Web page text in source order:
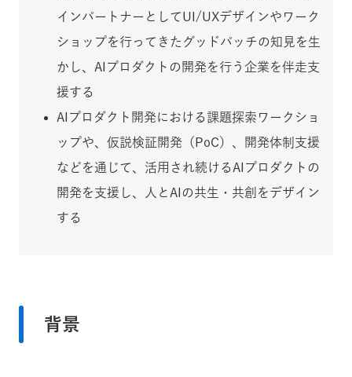
インパートナーとしてUI/UXデザインやワーク
ショップを行ってきたグッドパッチの知見を生
かし、AIプロダクトの開発を行う企業を伴走支
援する
AIプロダクト開発における課題探索ワークショ
ップや、仮説検証開発（PoC）、開発体制支援
などを通じて、活用され続けるAIプロダクトの
開発を支援し、人とAIの共生・共創をデザイン
する
背景